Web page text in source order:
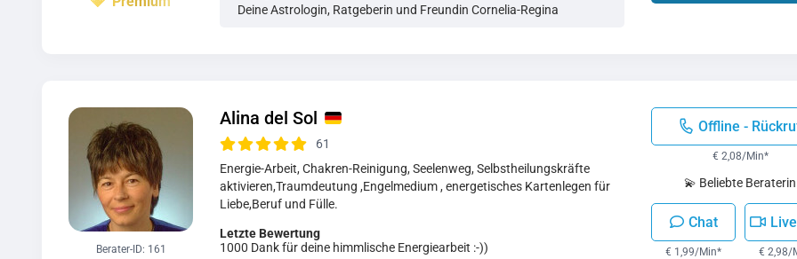
Deine Astrologin, Ratgeberin und Freundin Cornelia-Regina
Alina del Sol
61
Energie-Arbeit, Chakren-Reinigung, Seelenweg, Selbstheilungskräfte
aktivieren,Traumdeutung ,Engelmedium , energetisches Kartenlegen für
Liebe,Beruf und Fülle.
Berater-ID: 161
Letzte Bewertung
1000 Dank für deine himmlische Energiearbeit :-))
Offline -
€ 2,08/Min*
💫 Beliebte Beraterin
Chat
€ 1,99/Min* € 2,98/